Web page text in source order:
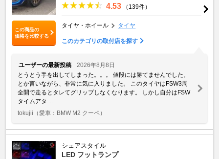
この商品の
価格を比較する
4.53 （139件）
タイヤ・ホイール タイヤ
このカテゴリの取付店を探す
ユーザーの最新投稿
2026年8月8日
とうとう手を出してしまった。。。 値段には勝てませんでした。
とか言いながら、非常に気に入りました。 このタイヤはFSW3周
全開で走るとタレてグリップしなくなります。 しかし自分はFSW
タイムアタ ...
tokujii （愛車：BMW M2 クーペ）
シェアスタイル
LED フットランプ